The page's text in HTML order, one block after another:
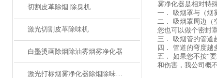
切割皮革除烟 除臭机
激光切割皮革除味机
白墨烫画除烟除油雾烟雾净化器
激光打标烟雾净化器除烟除味设备
雾净化器是相对特
一．
吸烟罩与（烟
二．
吸烟罩周边（
您也可以做个密封
三．
吸烟管的管道
四．
管道的弯度越
五．
如果您不按“
和伤害，我公司概